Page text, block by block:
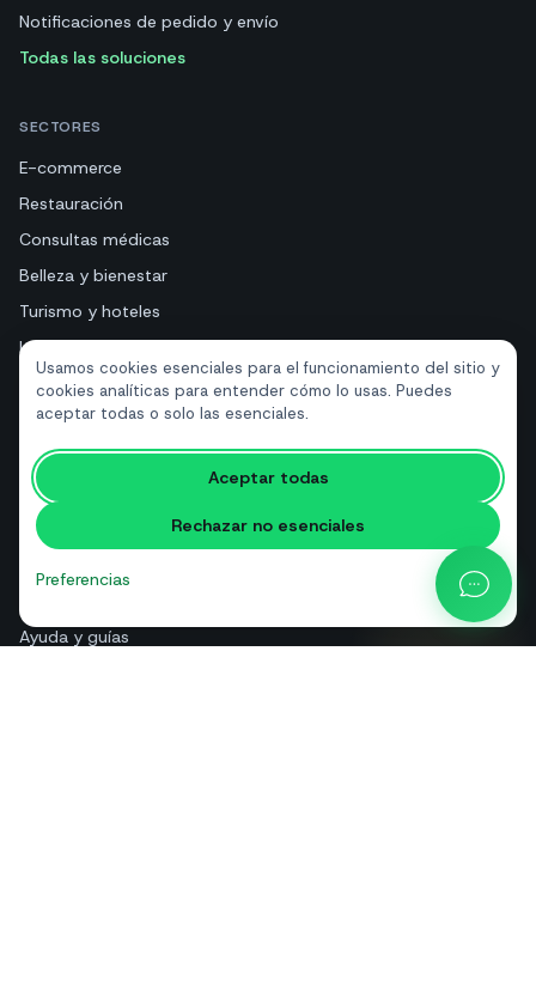
Usamos cookies esenciales para el funcionamiento del sitio y
cookies analíticas para entender cómo lo usas. Puedes
aceptar todas o solo las esenciales.
Aceptar todas
Rechazar no esenciales
Preferencias
Notificaciones de pedido y envío
Todas las soluciones
SECTORES
E-commerce
Restauración
Consultas médicas
Belleza y bienestar
Turismo y hoteles
Inmobiliarias
RECURSOS
Herramientas gratuitas
Glosario
Comparativas
Ayuda y guías